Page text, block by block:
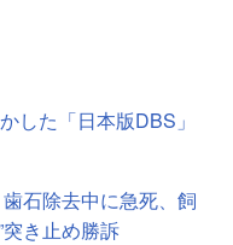
た「日本版DBS」
石除去中に急死、飼
き止め勝訴